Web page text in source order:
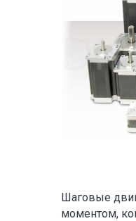
Шаговые
моментом,